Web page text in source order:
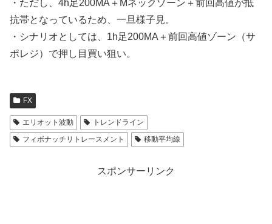
・ただし、4h足200MA＋Mネックゾーン＋前回高値が抵
抗帯となっているため、一旦様子見。
・シナリオとしては、1h足200MA＋前回高値ゾーン（サ
ポレジ）で押し目買い狙い。
FX
エリオット波動
トレンドライン
フィボナッチリトレースメント
移動平均線
スポンサーリンク